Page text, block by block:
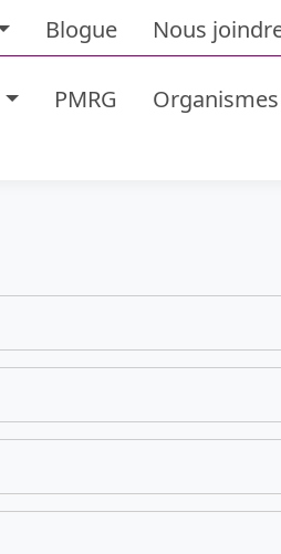
Blogue Nous
PMRG Organismes